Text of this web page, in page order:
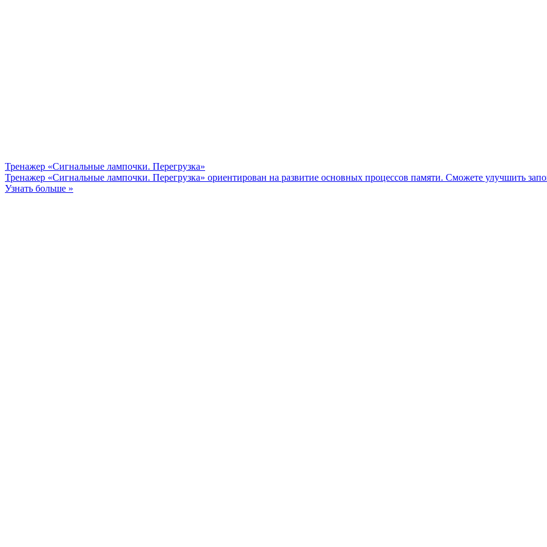
Тренажер «Сигнальные лампочки. Перегрузка»
Тренажер «Сигнальные лампочки. Перегрузка» ориентирован на развитие основных процессов памяти. Сможете улучшить
Узнать больше »